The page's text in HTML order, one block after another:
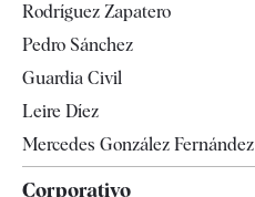
Televisión
Rodríguez Zapatero
Pedro Sánchez
Guardia Civil
Leire Díez
Mercedes González Fernández
Corporativo